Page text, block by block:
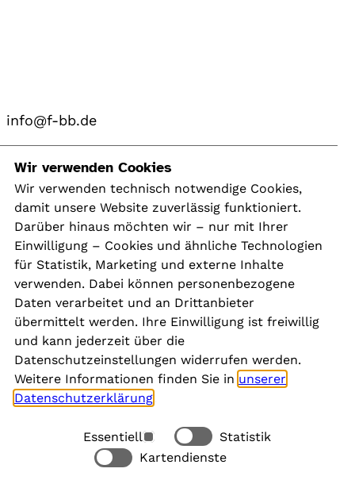
info@f-bb.de
Navigation
Kontakt
Presse
Aktuelles
Karriere
Newsletter
Social Media
Rechtliches
Wir verwenden Cookies
Wir verwenden technisch notwendige Cookies,
damit unsere Website zuverlässig funktioniert.
Darüber hinaus möchten wir – nur mit Ihrer
Einwilligung – Cookies und ähnliche Technologien
für Statistik, Marketing und externe Inhalte
verwenden. Dabei können personenbezogene
Daten verarbeitet und an Drittanbieter
übermittelt werden. Ihre Einwilligung ist freiwillig
und kann jederzeit über die
Datenschutzeinstellungen widerrufen werden.
Weitere Informationen finden Sie in unserer
Datenschutzerklärung
Essentiell
Statistik
Kartendienste